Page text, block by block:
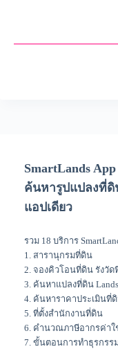
SmartLands
ค้นหารูปแปลงที่ดิ
แอปเดียว
รวม 18 บริการ
1. สารานุกรมที่ดิน
2. จองคิวโอนที่ดิน รังวั
3. ค้นหาแปลงที่ดิน
4. ค้นหาราคาประเมินที่
5. ที่ตั้งสำนักงานที่ดิน
6. คำนวณภาษีอากรค่า
7. ขั้นตอนการทำธุรกรร